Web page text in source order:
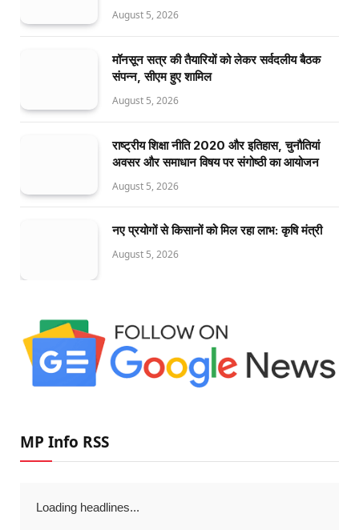
August 5, 2026
मॉनसून सत्र की तैयारियों को लेकर सर्वदलीय बैठक
संपन्न, सीएम हुए शामिल
August 5, 2026
राष्ट्रीय शिक्षा नीति 2020 और इतिहास, चुनौतियां
अवसर और समाधान विषय पर संगोष्ठी का आयोजन
August 5, 2026
नए प्रयोगों से किसानों को मिल रहा लाभ: कृषि मंत्री
August 5, 2026
MP Info RSS
Loading headlines...